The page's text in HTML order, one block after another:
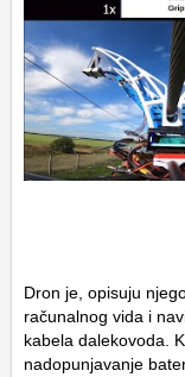
Dron je, opisuju
računalnog vida i
kabela dalekovoda.
nadopunjavanje